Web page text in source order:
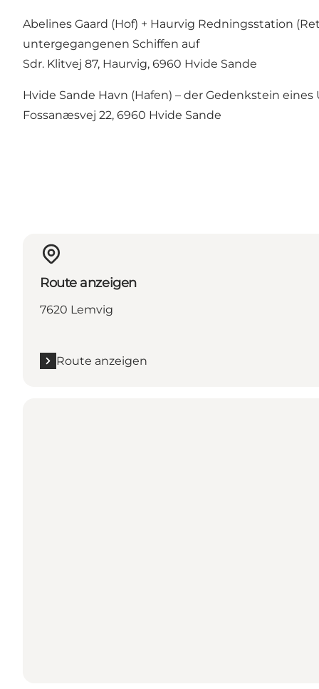
Abelines Gaard (Hof) + Haurvig Redningsstation
untergegangenen Schiffen auf
Sdr. Klitvej 87, Haurvig, 6960 Hvide Sande
Hvide Sande Havn (Hafen) – der Gedenkstein
Fossanæsvej 22, 6960 Hvide Sande
Route anzeigen
7620 Lemvig
Route anzeigen